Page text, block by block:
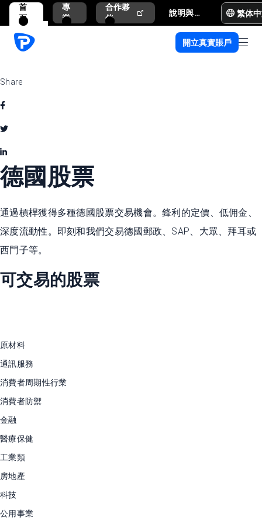
首
頁
專
業
合作夥
伴
說明與支援 繁体
開立真實賬戶
Share
德國股票
通過槓桿獲得多種德國股票交易機會。鋒利的定價、低佣金、
深度流動性。即刻和我們交易德國郵政、SAP、大眾、拜耳或
西門子等。
可交易的股票
原材料
通訊服務
消費者周期性行業
消費者防禦
金融
醫療保健
工業類
房地產
科技
公用事業